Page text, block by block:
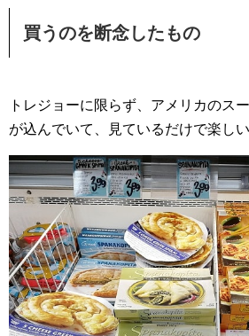
買うのを断念したもの
トレジョーに限らず、アメリカのス
が込んでいて、見ているだけで楽しい